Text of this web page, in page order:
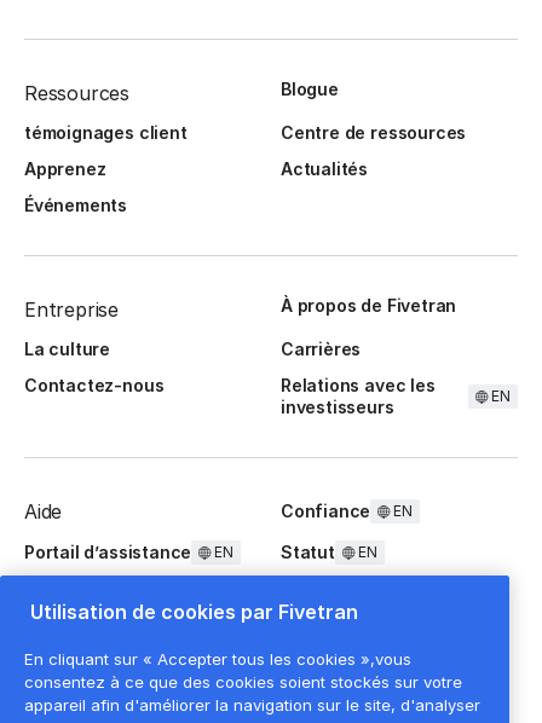
Ressources Blogue
témoignages client
Centre de ressources
Apprenez
Actualités
Événements
Entreprise À propos de Fivetran
La culture
Carrières
Contactez-nous
Relations avec les
investisseurs
EN
Aide Confiance EN
Portail d’assistance EN Statut EN
Utilisation de cookies par Fivetran
En cliquant sur « Accepter tous les cookies »,vous
consentez à ce que des cookies soient stockés sur votre
appareil afin d'améliorer la navigation sur le site, d'analyser